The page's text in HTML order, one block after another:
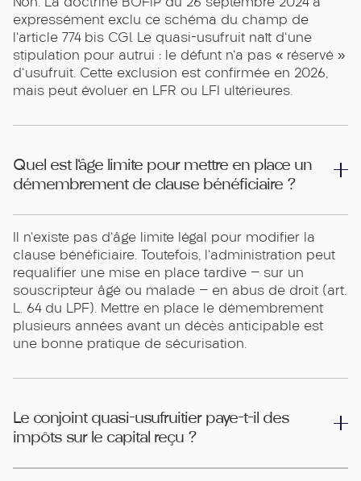
expressément exclu ce schéma du champ de
l'article 774 bis CGI. Le quasi-usufruit naît d'une
stipulation pour autrui : le défunt n'a pas « réservé »
d'usufruit. Cette exclusion est confirmée en 2026,
mais peut évoluer en LFR ou LFI ultérieures.
Quel est l'âge limite pour mettre en place un
démembrement de clause bénéficiaire ?
Il n'existe pas d'âge limite légal pour modifier la
clause bénéficiaire. Toutefois, l'administration peut
requalifier une mise en place tardive — sur un
souscripteur âgé ou malade — en abus de droit (art.
L. 64 du LPF). Mettre en place le démembrement
plusieurs années avant un décès anticipable est
une bonne pratique de sécurisation.
Le conjoint quasi-usufruitier paye-t-il des
impôts sur le capital reçu ?